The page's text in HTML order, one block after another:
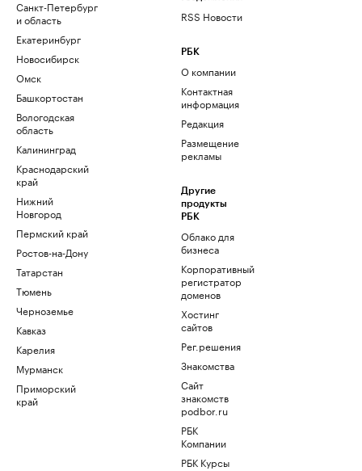
Санкт-Петербург
и область
Екатеринбург
Новосибирск
Омск
Башкортостан
Вологодская
область
Калининград
Краснодарский
край
Нижний
Новгород
Пермский край
Ростов-на-Дону
Татарстан
Тюмень
Черноземье
Кавказ
Карелия
Мурманск
Приморский
край
RSS Новости
РБК
О компании
Контактная
информация
Редакция
Размещение
рекламы
Другие
продукты
РБК
Облако для
бизнеса
Корпоративный
регистратор
доменов
Хостинг
сайтов
Рег.решения
Знакомства
Сайт
знакомств
podbor.ru
РБК
Компании
РБК Курсы